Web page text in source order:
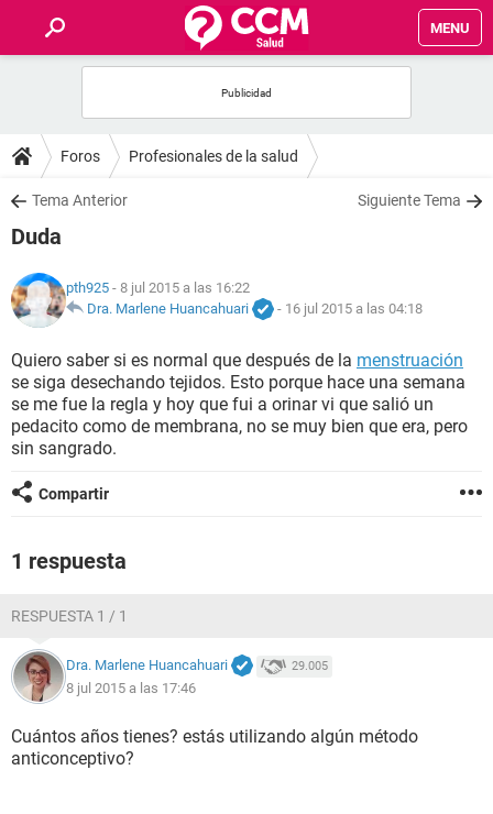
MENU
FOROS
SALUD
NUTRICIÓN
BIENESTAR
SEXUALIDAD
GLOSARIO
Foros Profesionales de la salud
Tema Anterior Siguiente Tema
Duda
pth925 - 8 jul 2015 a las 16:22
Dra. Marlene Huancahuari
- 16 jul 2015 a las 04:18
Quiero saber si es normal que después de la menstruación
se siga desechando tejidos. Esto porque hace una semana
se me fue la regla y hoy que fui a orinar vi que salió un
pedacito como de membrana, no se muy bien que era, pero
sin sangrado.
Compartir
1 respuesta
RESPUESTA 1 / 1
Dra. Marlene Huancahuari 29.005
8 jul 2015 a las 17:46
Cuántos años tienes? estás utilizando algún método
anticonceptivo?